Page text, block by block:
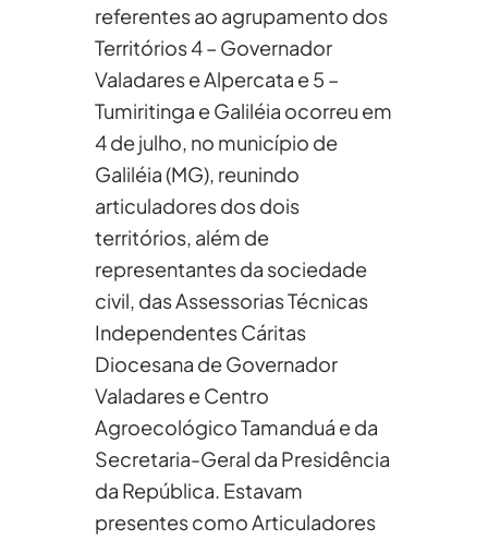
referentes ao agrupamento dos
Territórios 4 – Governador
Valadares e Alpercata e 5 –
Tumiritinga e Galiléia ocorreu em
4 de julho, no município de
Galiléia (MG), reunindo
articuladores dos dois
territórios, além de
representantes da sociedade
civil, das Assessorias Técnicas
Independentes Cáritas
Diocesana de Governador
Valadares e Centro
Agroecológico Tamanduá e da
Secretaria-Geral da Presidência
da República. Estavam
presentes como Articuladores